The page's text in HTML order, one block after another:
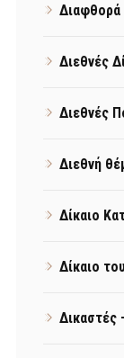
Διαφθορά
Διεθνές
Διεθνές
Διεθνή
Δίκαιο
Δίκαιο
Δικαστές